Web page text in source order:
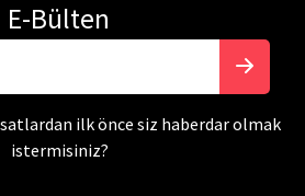
E-Bülten
ilk önce siz haberdar olmak
istermisiniz?